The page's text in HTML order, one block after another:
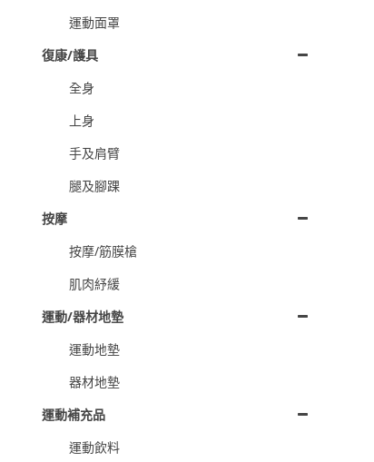
運動面罩
復康/護具
全身
上身
手及肩臂
腿及腳踝
按摩
按摩/筋膜槍
肌肉紓緩
運動/器材地墊
運動地墊
器材地墊
運動補充品
運動飲料